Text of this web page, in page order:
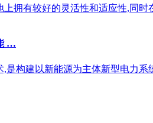
拥有较好的灵活性和适应性,同
…
构建以新能源为主体新型电力系